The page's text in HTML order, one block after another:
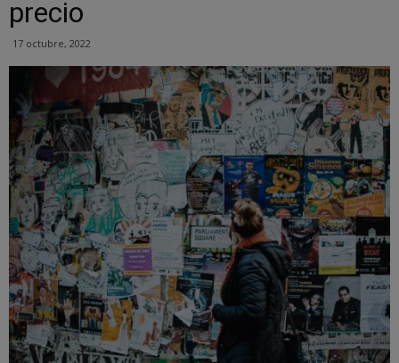
precio
17 octubre, 2022